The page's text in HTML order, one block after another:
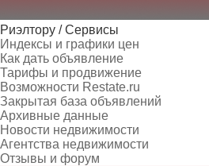
Риэлтору / Сервисы
Индексы и графики цен
Как дать объявление
Тарифы и продвижение
Возможности Restate.ru
Закрытая база объявлений
Архивные данные
Новости недвижимости
Агентства недвижимости
Отзывы и форум